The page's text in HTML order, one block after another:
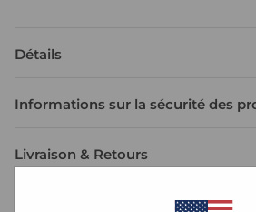
Détails
Informations sur la sécurité des
Livraison & Retours